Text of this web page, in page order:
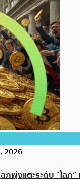
2026
พุ่งแตะระดับ “โลภ